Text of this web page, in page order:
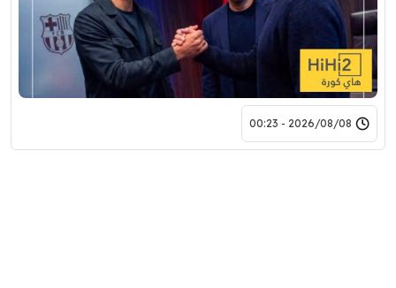
2026/08/08 - 00:23